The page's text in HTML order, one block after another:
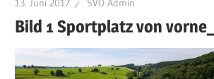
13. Juni 2017 SVÖ Admin
Bild 1 Sportplatz von